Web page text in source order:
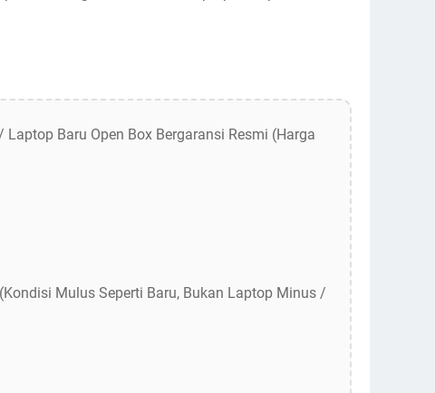
Baru Open Box Bergaransi Resmi (Harga
Mulus Seperti Baru, Bukan Laptop Minus /